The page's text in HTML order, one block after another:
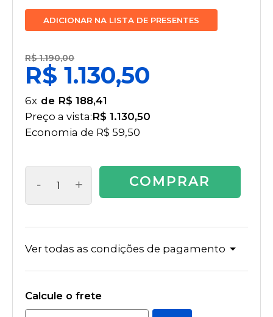
ADICIONAR NA LISTA DE PRESENTES
R$ 1.190,00
R$ 1.130,50
6x
R$ 188,41
Preço a vista:R$ 1.130,50
Economia de R$ 59,50
- + COMPRAR
Ver todas as condições de pagamento